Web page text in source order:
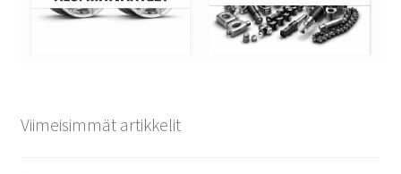
Viimeisimmät artikkelit